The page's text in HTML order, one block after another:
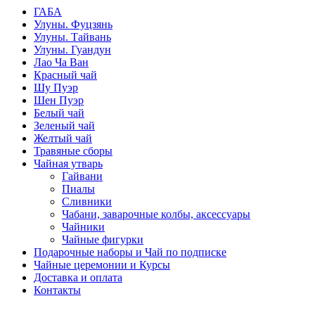
ГАБА
Улуны. Фуцзянь
Улуны. Тайвань
Улуны. Гуандун
Лао Ча Ван
Красный чай
Шу Пуэр
Шен Пуэр
Белый чай
Зеленый чай
Желтый чай
Травяные сборы
Чайная утварь
Гайвани
Пиалы
Сливники
Чабани, заварочные колбы, аксессуары
Чайники
Чайные фигурки
Подарочные наборы и Чай по подписке
Чайные церемонии и Курсы
Доставка и оплата
Контакты